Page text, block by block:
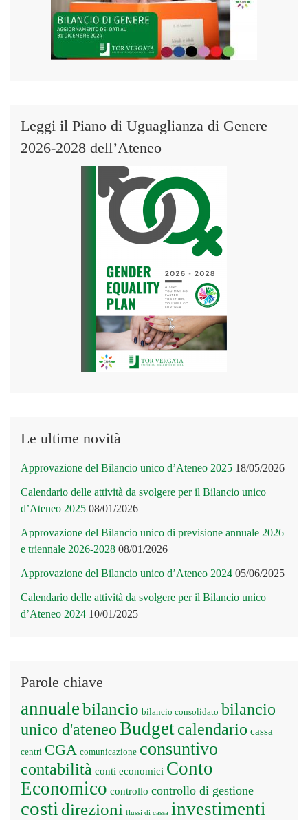
Leggi il Piano di Uguaglianza di Genere
2026-2028 dell’Ateneo
Le ultime novità
Approvazione del Bilancio unico d’Ateneo 2025 18/05/2026
Calendario delle attività da svolgere per il Bilancio unico
d’Ateneo 2025 08/01/2026
Approvazione del Bilancio unico di previsione annuale 2026
e triennale 2026-2028 08/01/2026
Approvazione del Bilancio unico d’Ateneo 2024 05/06/2025
Calendario delle attività da svolgere per il Bilancio unico
d’Ateneo 2024 10/01/2025
Parole chiave
annualebilancio bilancio consolidato bilancio
unico d'ateneoBudgetcalendario cassa
centri CGA comunicazione consuntivo
contabilità conti economici Conto
Economico controllo controllo di gestione
costi direzioni flussi di cassa investimenti